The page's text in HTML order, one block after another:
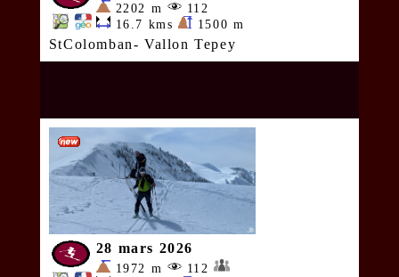
2202 m
112
16.7 kms
1500 m
StColomban- Vallon Tepey
28 mars 2026
1972 m 112